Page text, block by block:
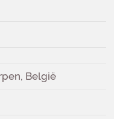
België